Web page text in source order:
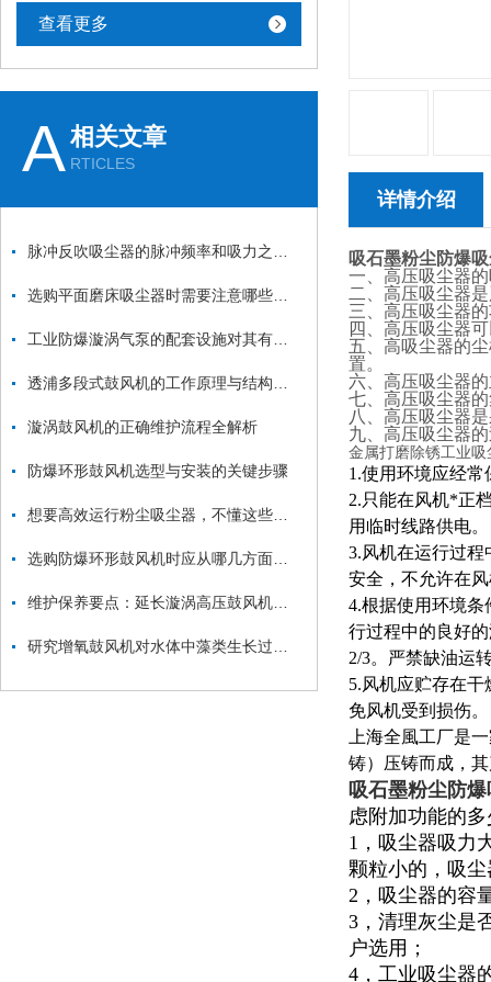
查看更多
A相关文章
RTICLES
漩涡鼓风机的正确维护流程全解析
防爆环形鼓风机选型与安装的关键步骤
详情介绍
吸石墨粉尘防爆
一、高压吸尘器
二、高压吸尘器
三、高压吸尘器
四、高压吸尘器
五、高吸尘器的
置。
六、高压吸尘器
七、高压吸尘器
八、高压吸尘器
九、高压吸尘器
金属打磨除锈工业吸
1.使用环境应经
2.只能在风机*正
用临时线路供电。
3.风机在运行过
安全，不允许在
4.根据使用环境
行过程中的良好
2/3。严禁缺油运
5.风机应贮存在
免风机受到损伤。
上海全風工厂是
铸）压铸而成，
吸石墨粉尘防
虑附加功能的
1，吸尘器吸力
颗粒小的，吸
2，吸尘器的容
3，清理灰尘是
户选用；
4，工业吸尘器